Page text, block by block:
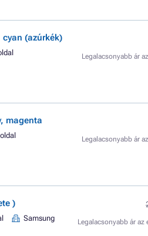
cyan (azúrkék)
Legalacsonyabb ár
magenta
Legalacsonyabb ár
)
Samsung
Legalacsonyabb ár